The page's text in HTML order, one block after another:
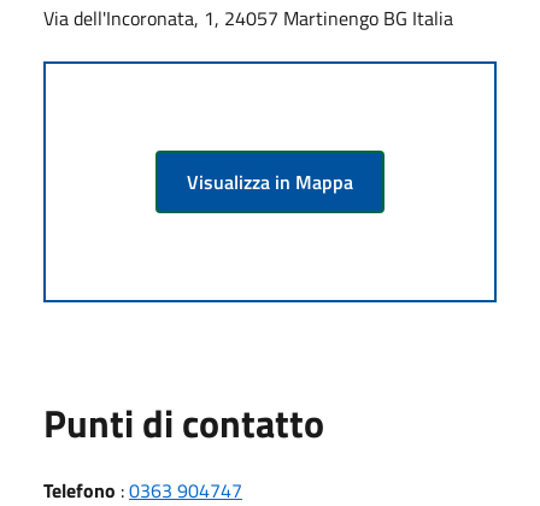
Via dell'Incoronata, 1, 24057 Martinengo BG Italia
Visualizza in Mappa
Punti di contatto
Telefono :0363 904747